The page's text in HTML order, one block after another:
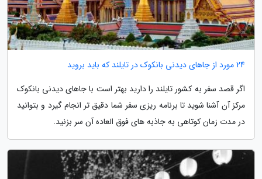
24 مورد از جاهای دیدنی بانکوک در تایلند که باید بروید
اگر قصد سفر به کشور تایلند را دارید بهتر است با جاهای دیدنی بانکوک
مرکز آن آشنا شوید تا برنامه ریزی سفر شما دقیق تر انجام گیرد و بتوانید
در مدت زمان کوتاهی به جاذبه های فوق العاده آن سر بزنید.